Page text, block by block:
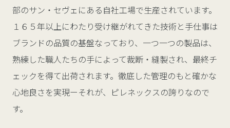
部のサン・セヴェにある自社工場で生産されています。
１６５年以上にわたり受け継がれてきた技術と手仕事は
ブランドの品質の基盤なっており、一つ一つの製品は、
熟練した職人たちの手によって裁断・縫製され、最終チ
ェックを得て出荷されます。徹底した管理のもと確かな
心地良さを実現ーそれが、ピレネックスの誇りなので
す。